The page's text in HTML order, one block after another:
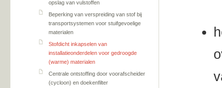
opslag van vulstoffen
Beperking van verspreiding van stof bij
transportsystemen voor stuifgevoelige
materialen
Stofdicht inkapselen van
installatieonderdelen voor gedroogde
(warme) materialen
Centrale ontstoffing door voorafscheider
(cycloon) en doekenfilter